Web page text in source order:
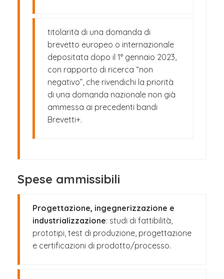
titolarità di una domanda di
brevetto europeo o internazionale
depositata dopo il 1° gennaio 2023,
con rapporto di ricerca “non
negativo”, che rivendichi la priorità
di una domanda nazionale non già
ammessa ai precedenti bandi
Brevetti+.
Spese ammissibili
Progettazione, ingegnerizzazione e
industrializzazione: studi di fattibilità,
prototipi, test di produzione, progettazione
e certificazioni di prodotto/processo.